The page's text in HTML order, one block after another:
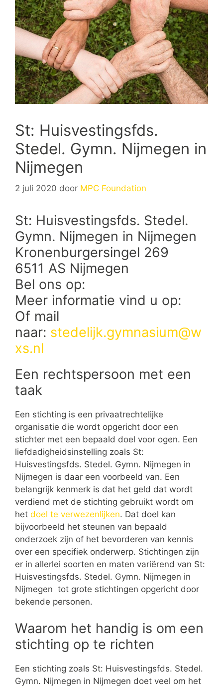
St: Huisvestingsfds.
Stedel. Gymn. Nijmegen in
Nijmegen
2 juli 2020 door MPC Foundation
St: Huisvestingsfds. Stedel.
Gymn. Nijmegen in Nijmegen
Kronenburgersingel 269
6511 AS Nijmegen
Bel ons op:
Meer informatie vind u op:
Of mail
naar: stedelijk.gymnasium@w
xs.nl
Een rechtspersoon met een
taak
Een stichting is een privaatrechtelijke
organisatie die wordt opgericht door een
stichter met een bepaald doel voor ogen. Een
liefdadigheidsinstelling zoals St:
Huisvestingsfds. Stedel. Gymn. Nijmegen in
Nijmegen is daar een voorbeeld van. Een
belangrijk kenmerk is dat het geld dat wordt
verdiend met de stichting gebruikt wordt om
het doel te verwezenlijken. Dat doel kan
bijvoorbeeld het steunen van bepaald
onderzoek zijn of het bevorderen van kennis
over een specifiek onderwerp. Stichtingen zijn
er in allerlei soorten en maten variërend van St:
Huisvestingsfds. Stedel. Gymn. Nijmegen in
Nijmegen tot grote stichtingen opgericht door
bekende personen.
Waarom het handig is om een
stichting op te richten
Een stichting zoals St: Huisvestingsfds. Stedel.
Gymn. Nijmegen in Nijmegen doet veel om het